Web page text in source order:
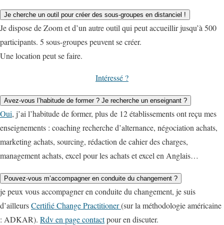
Je cherche un outil pour créer des sous-groupes en distanciel !
Je dispose de Zoom et d’un autre outil qui peut accueillir jusqu’à 500
participants. 5 sous-groupes peuvent se créer.
Une location peut se faire.
Intéressé ?
Avez-vous l’habitude de former ? Je recherche un enseignant ?
Oui, j’ai l’habitude de former, plus de 12 établissements ont reçu mes
enseignements : coaching recherche d’alternance, négociation achats,
marketing achats, sourcing, rédaction de cahier des charges,
management achats, excel pour les achats et excel en Anglais…
Pouvez-vous m’accompagner en conduite du changement ?
je peux vous accompagner en conduite du changement, je suis
d’ailleursCertifié Change Practitioner(sur la méthodologie américaine
: ADKAR). Rdv en page contactpour en discuter.